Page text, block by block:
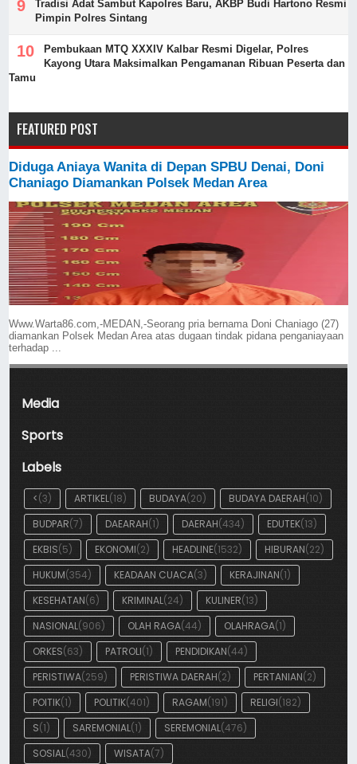
Tradisi Adat Sambut Kapolres Baru, AKBP Budi Hartono Resmi
Pimpin Polres Sintang
Pembukaan MTQ XXXIV Kalbar Resmi Digelar, Polres
Kayong Utara Maksimalkan Pengamanan Ribuan Peserta dan
Tamu
FEATURED POST
Diduga Aniaya Wanita di Depan SPBU Denai, Doni
Chaniago Diamankan Polsek Medan Area
Www.Warta86.com,-MEDAN,-Seorang pria bernama Doni Chaniago (27)
diamankan Polsek Medan Area atas dugaan tindak pidana penganiayaan
terhadap ...
Media
Sports
Labels
<(3) ARTIKEL(18) BUDAYA(20) BUDAYA DAERAH(10)
BUDPAR(7) DAEARAH(1) DAERAH(434) EDUTEK(13)
EKBIS(5) EKONOMI(2) HEADLINE(1532) HIBURAN(22)
HUKUM(354) KEADAAN CUACA(3) KERAJINAN(1)
KESEHATAN(6) KRIMINAL(24) KULINER(13)
NASIONAL(906) OLAH RAGA(44) OLAHRAGA(1)
ORKES(63) PATROLI(1) PENDIDIKAN(44)
PERISTIWA(259) PERISTIWA DAERAH(2) PERTANIAN(2)
POITIK(1) POLITIK(401) RAGAM(191) RELIGI(182)
S(1) SAREMONIAL(1) SEREMONIAL(476)
SOSIAL(430) WISATA(7)